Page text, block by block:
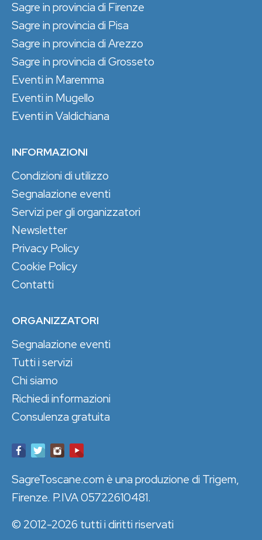
Sagre in provincia di Firenze
Sagre in provincia di Pisa
Sagre in provincia di Arezzo
Sagre in provincia di Grosseto
Eventi in Maremma
Eventi in Mugello
Eventi in Valdichiana
INFORMAZIONI
Condizioni di utilizzo
Segnalazione eventi
Servizi per gli organizzatori
Newsletter
Privacy Policy
Cookie Policy
Contatti
ORGANIZZATORI
Segnalazione eventi
Tutti i servizi
Chi siamo
Richiedi informazioni
Consulenza gratuita
SagreToscane.com è una produzione di Trigem,
Firenze. P.IVA 05722610481.
© 2012-2026 tutti i diritti riservati